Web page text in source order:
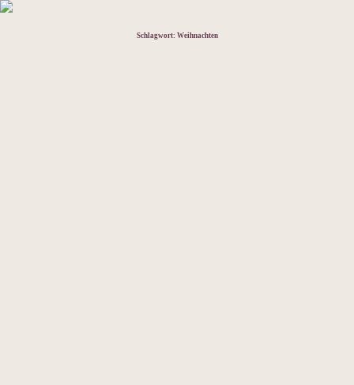
Schlagwort: Weihnachten